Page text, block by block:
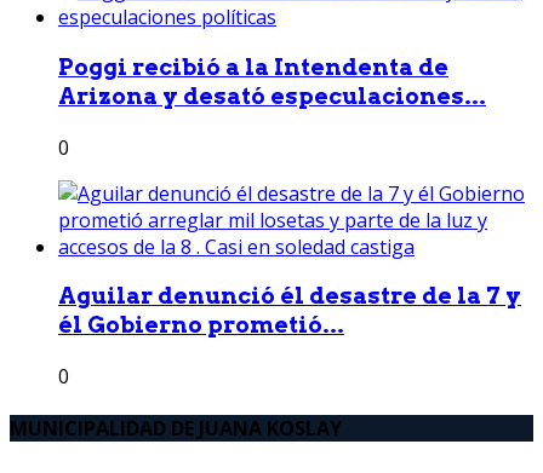
Poggi recibió a la Intendenta de
Arizona y desató especulaciones...
0
Aguilar denunció él desastre de la 7 y
él Gobierno prometió...
0
MUNICIPALIDAD DE JUANA KOSLAY